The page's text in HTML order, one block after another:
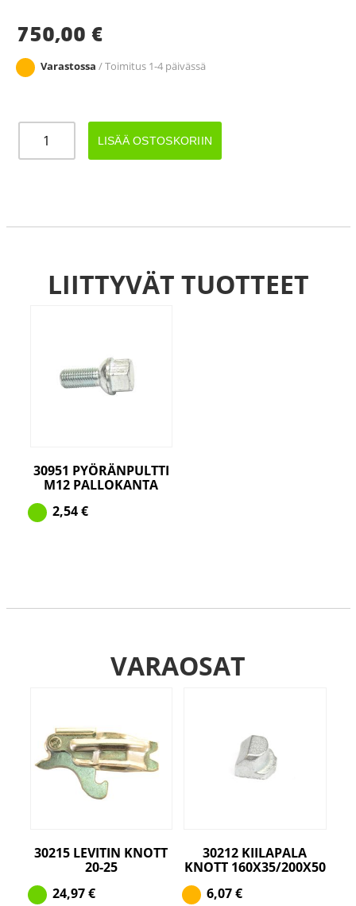
750,00 €
Varastossa / Toimitus 1-4 päivässä
1500KG
LISÄÄ OSTOSKORIIN
LIITTYVÄT TUOTTEET
30951 PYÖRÄNPULTTI
M12 PALLOKANTA
2,54€
VARAOSAT
30215 LEVITIN KNOTT
20-25
24,97€
30212 KIILAPALA
KNOTT 160X35/200X50
6,07€